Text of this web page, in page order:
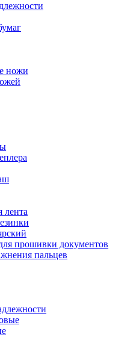
ножи
лента
прошивки документов
пальцев